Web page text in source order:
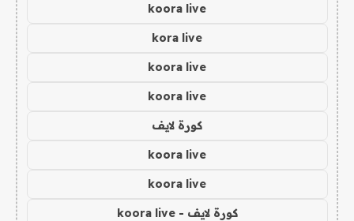
koora live
kora live
koora live
koora live
كورة لايف
koora live
koora live
كورة لايف - koora live